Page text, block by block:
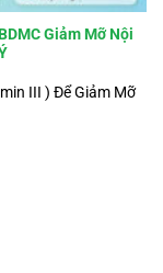
Giảm Mỡ Nội
III ) Để Giảm Mỡ